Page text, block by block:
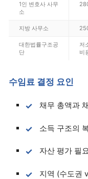
1인 변호사 사무
소
지방 사무소
대한법률구조공
단
저
비
수임료 결정 요인
채무 총액과
소득 구조의
자산 평가 필
지역 (수도권